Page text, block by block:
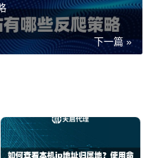
self.proxy_pool.remove
中获取一个可用的代理IP
期检测我们所使用的代理I
下一篇 »